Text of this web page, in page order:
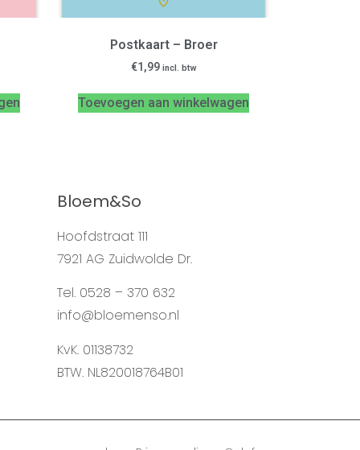
Postkaart – Broer
€1,99 incl. btw
Toevoegen aan winkelwagen
Bloem&So
Hoofdstraat 111
7921 AG Zuidwolde Dr.
Tel. 0528 – 370 632
info@bloemenso.nl
KvK. 01138732
BTW. NL820018764B01